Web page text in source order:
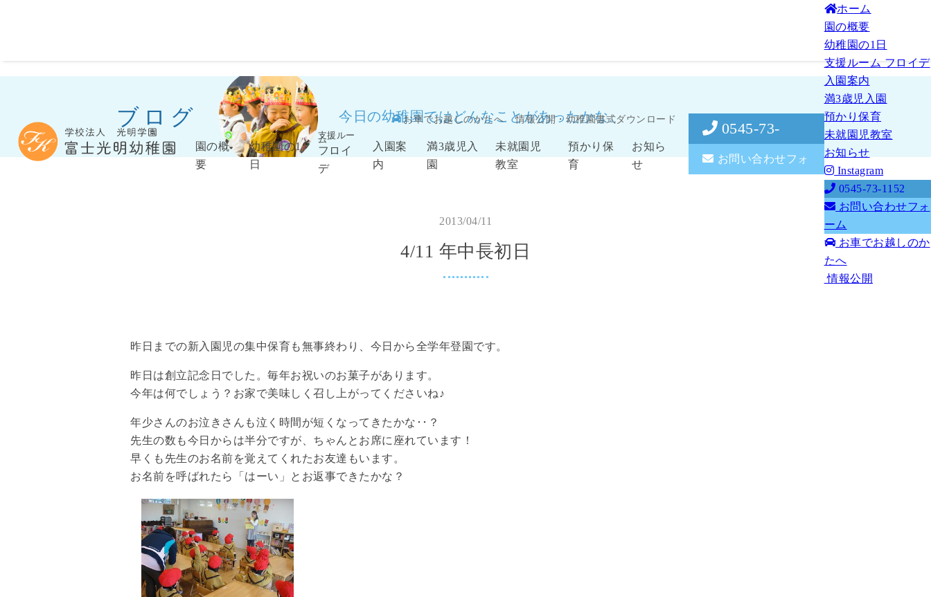
お車でお越しのかたへ 情報公開・幼稚園書式ダウンロード
園の概
要
幼稚園の1
日
支援ルー
ム
フロイ
デ
入園案
内
満3歳児入
園
未就園児
教室
預かり保
育
お知ら
せ
0545-73-
1152お問い合わせフォ
ホーム
園の概要
幼稚園の1日
支援ルーム フロイデ
入園案内
満3歳児入園
預かり保育
未就園児教室
お知らせ
Instagram
0545-73-1152
お問い合わせフォ
ーム
お車でお越しのか
たへ
情報公開
ブログ 今日の幼稚園ではどんなことがあったかな。
2013/04/11
4/11 年中長初日
昨日までの新入園児の集中保育も無事終わり、今日から全学年登園です。
昨日は創立記念日でした。毎年お祝いのお菓子があります。
今年は何でしょう？お家で美味しく召し上がってくださいね♪
年少さんのお泣きさんも泣く時間が短くなってきたかな･･？
先生の数も今日からは半分ですが、ちゃんとお席に座れています！
早くも先生のお名前を覚えてくれたお友達もいます。
お名前を呼ばれたら「はーい」とお返事できたかな？